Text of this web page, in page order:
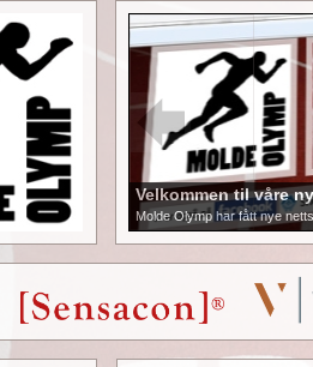
Velkommen til våre
Molde Olymp har fått nye